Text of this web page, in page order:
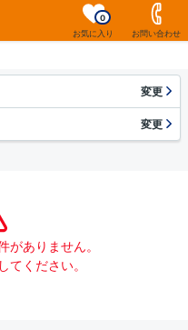
お気に入り
0
お問い合わせ
変更
変更
がありません。
てください。